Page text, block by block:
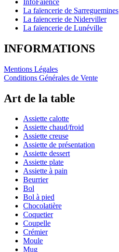
La faïencerie de Sarreguemines
La faïencerie de Niderviller
La faïencerie de Lunéville
INFORMATIONS
Mentions Légales
Conditions Générales de Vente
Art de la table
Assiette calotte
Assiette chaud/froid
Assiette creuse
Assiette de présentation
Assiette dessert
Assiette plate
Assiette à pain
Beurrier
Bol
Bol à pied
Chocolatière
Coquetier
Coupelle
Crémier
Moule
Mug